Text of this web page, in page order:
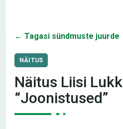
← Tagasi sündmuste juurde
NÄITUS
Näitus Liisi Lukk
“Joonistused”